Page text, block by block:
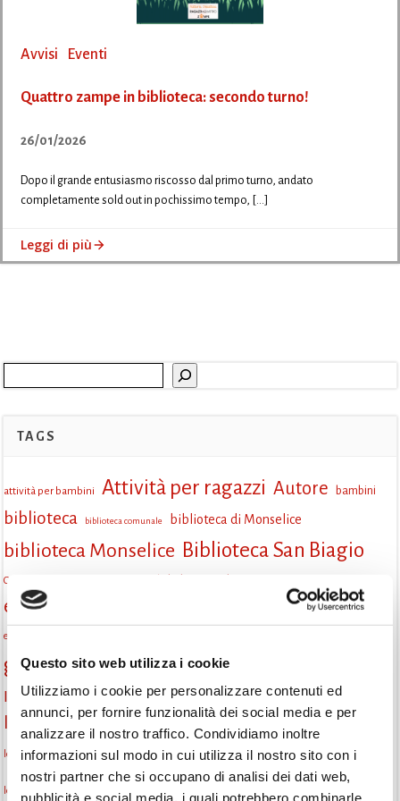
Questo sito web utilizza i cookie
Utilizziamo i cookie per personalizzare contenuti ed
annunci, per fornire funzionalità dei social media e per
analizzare il nostro traffico. Condividiamo inoltre
informazioni sul modo in cui utilizza il nostro sito con i
nostri partner che si occupano di analisi dei dati web,
pubblicità e social media, i quali potrebbero combinarle
Avvisi Eventi
Quattro zampe in biblioteca: secondo turno!
26/01/2026
Dopo il grande entusiasmo riscosso dal primo turno, andato
completamente sold out in pochissimo tempo, […]
Leggi di più
TAGS
attività per bambini Attività per ragazzi Autore bambini
biblioteca biblioteca comunale biblioteca di Monselice
biblioteca Monselice Biblioteca San Biagio
Centro per il libro e la lettura
eventi culturali eventi in biblioteca
eventi Monselice
gruppo di lettura incontri di lettura
Informazioni laboratori creativi laboratorio
la strada di mattoni gialli lettura
lettura ad alta voce lettura condivisa lettura silenziosa
letture ad alta voce libri come semi monselice